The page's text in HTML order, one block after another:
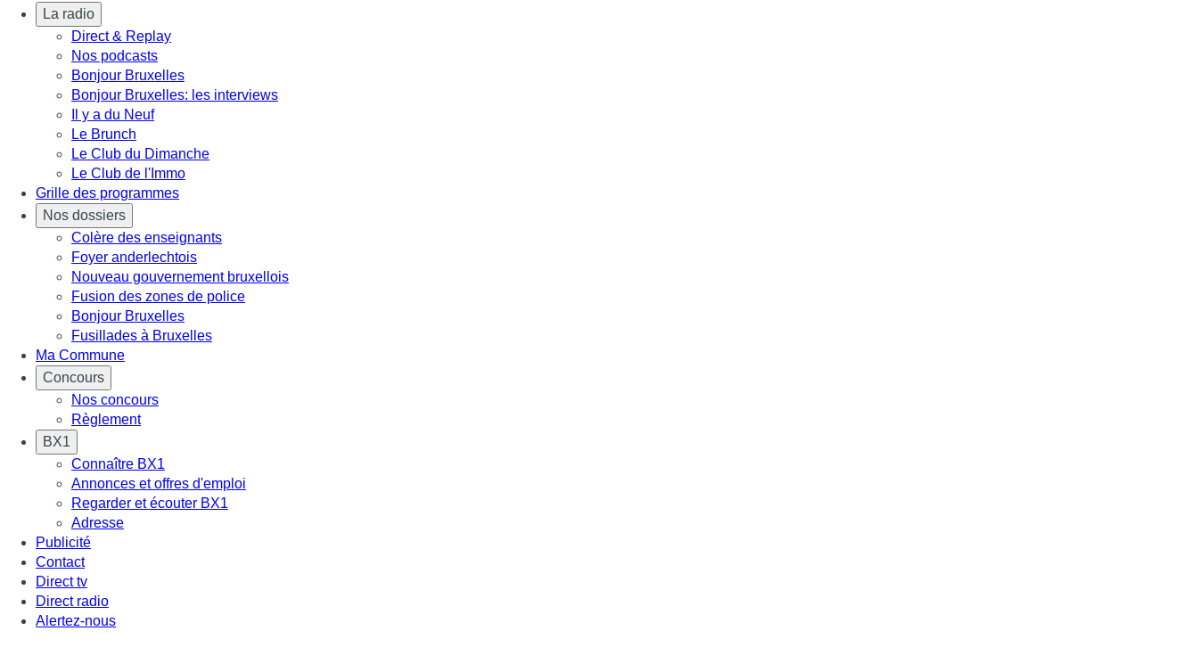
La radio
Direct & Replay
Nos podcasts
Bonjour Bruxelles
Bonjour Bruxelles: les interviews
Il y a du Neuf
Le Brunch
Le Club du Dimanche
Le Club de l'Immo
Grille des programmes
Nos dossiers
Colère des enseignants
Foyer anderlechtois
Nouveau gouvernement bruxellois
Fusion des zones de police
Bonjour Bruxelles
Fusillades à Bruxelles
Ma Commune
Concours
Nos concours
Règlement
BX1
Connaître BX1
Annonces et offres d'emploi
Regarder et écouter BX1
Adresse
Publicité
Contact
Direct tv
Direct radio
Alertez-nous